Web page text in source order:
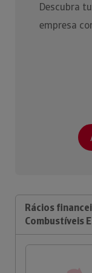
Descubra
empresa
Rácios
Combustíveis